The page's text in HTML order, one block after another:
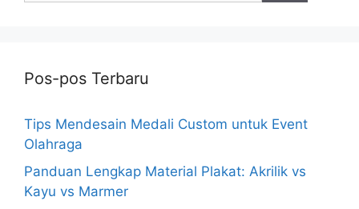
Pos-pos Terbaru
Tips Mendesain Medali Custom untuk Event
Olahraga
Panduan Lengkap Material Plakat: Akrilik vs
Kayu vs Marmer